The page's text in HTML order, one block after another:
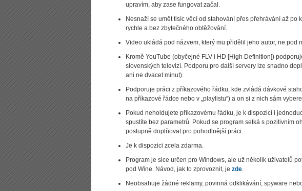
upravím, aby zase fungovat začal.
Nesnaží se umět tisíc věcí od stahování přes přehrávání až
rychle a bez zbytečného obtěžování.
Video ukládá pod názvem, který mu přidělil jeho autor, ne pod
Kromě YouTube (obyčejné FLV i HD [High Definition])
slovenských televizí. Podporu pro další servery lze snadno
ani ne dvacet minut).
Podporuje práci z příkazového řádku, kde zvládá dávkové
na příkazové řádce nebo v „playlistu“) a on si z nich sám
Pokud neholdujete příkazovému řádku, je k dispozici i
spustíte bez parametrů. Pokud se program setká s pozitivním
postupně doplňovat pro pohodlnější práci.
Je k dispozici zcela zdarma.
Program je sice určen pro Windows, ale už několik uživatelů
pod Wine. Návod, jak to zprovoznit, je zde.
Neobsahuje žádné reklamy, povinná odklikávání, spyware